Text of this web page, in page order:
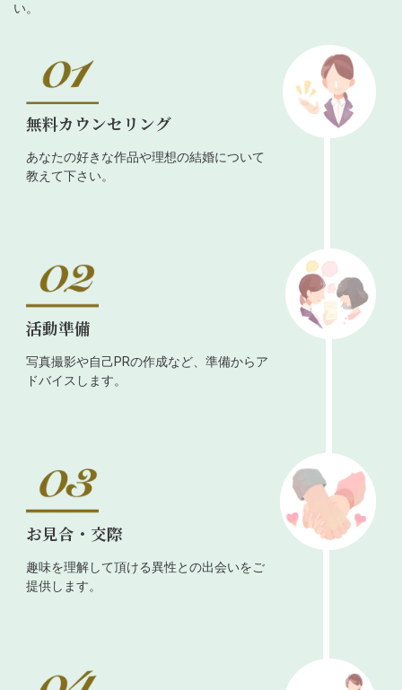
い。
無料カウンセリング
あなたの好きな作品や理想の結婚について
教えて下さい。
活動準備
写真撮影や自己PRの作成など、準備からア
ドバイスします。
お見合・交際
趣味を理解して頂ける異性との出会いをご
提供します。